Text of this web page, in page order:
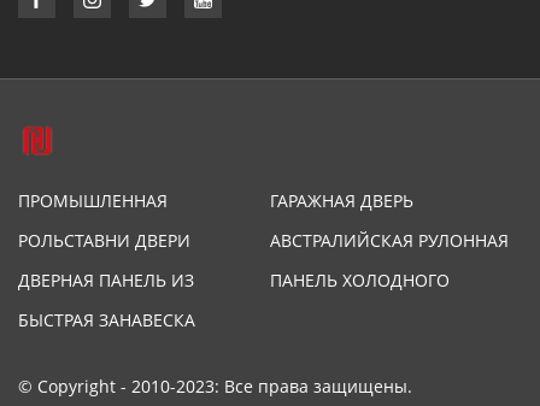
ПРОМЫШЛЕННАЯ
ПОДЪЕМНАЯ ДВЕРЬ
ГАРАЖНАЯ ДВЕРЬ
РОЛЬСТАВНИ ДВЕРИ
АВСТРАЛИЙСКАЯ РУЛОННАЯ
ДВЕРЬ
ДВЕРНАЯ ПАНЕЛЬ ИЗ
ПЕНОПОЛИУРЕТАНА
ПАНЕЛЬ ХОЛОДНОГО
БЫСТРАЯ ЗАНАВЕСКА
© Copyright - 2010-2023: Все права защищены.